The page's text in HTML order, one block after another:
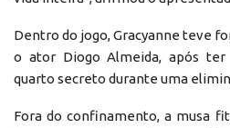
Dentro do jogo, Gracyanne teve
o ator Diogo Almeida, após
quarto secreto durante uma
Fora do confinamento, a musa